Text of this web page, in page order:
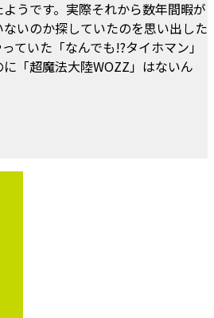
うです。実際それから数年間暇が
いのか探していたのを思い出した
ていた「なんでも!?タイホマン」
「超魔法大陸WOZZ」はないん